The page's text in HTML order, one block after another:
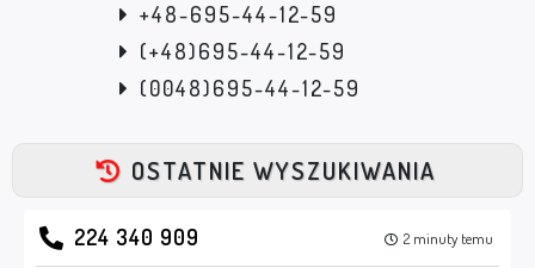
+48-695-44-12-59
(+48)695-44-12-59
(0048)695-44-12-59
OSTATNIE WYSZUKIWANIA
224 340 909 2 minuty temu